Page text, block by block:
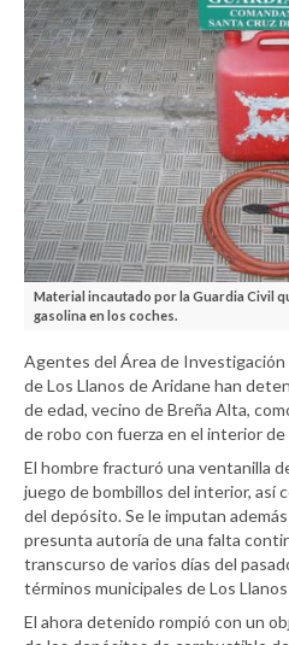
Material incautado por la Guardia Civil
gasolina en los coches.
Agentes del Área de Investigación
de Los Llanos de Aridane han
de edad, vecino de Breña Alta,
de robo con fuerza en el interior
El hombre fracturó una ventanilla
juego de bombillos del interior, así
del depósito. Se le imputan
presunta autoría de una falta
transcurso de varios días del
términos municipales de Los
El ahora detenido rompió con un